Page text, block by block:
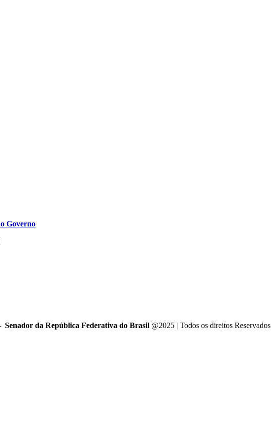
Governo
Senador da República Federativa do Brasil@2025 | Todos os direitos Reservados